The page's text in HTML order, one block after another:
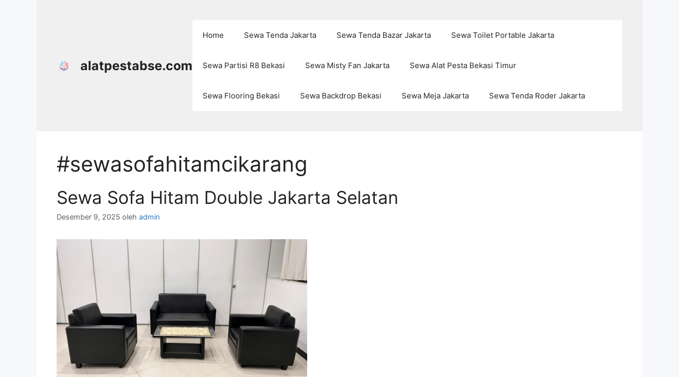
alatpestabse.com
Home Sewa Tenda Jakarta Sewa Tenda Bazar Jakarta Sewa Toilet Portable Jakarta
Sewa Partisi R8 Bekasi Sewa Misty Fan Jakarta Sewa Alat Pesta Bekasi Timur
Sewa Flooring Bekasi Sewa Backdrop Bekasi Sewa Meja Jakarta Sewa Tenda Roder Jakarta
#sewasofahitamcikarang
Sewa Sofa Hitam Double Jakarta Selatan
Desember 9, 2025 oleh admin